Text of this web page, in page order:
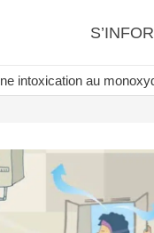
intoxication au